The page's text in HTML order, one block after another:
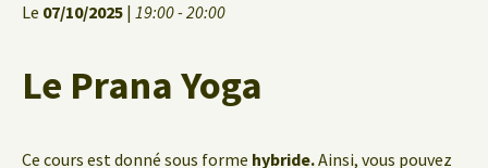
Le 07/10/2025 | 19:00 - 20:00
Le Prana Yoga
Ce cours est donné sous forme hybride.Ainsi, vous pouvez